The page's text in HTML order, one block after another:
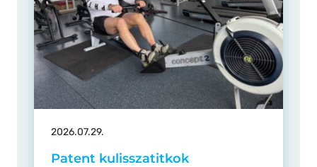
2026.07.29.
Patent kulisszatitkok